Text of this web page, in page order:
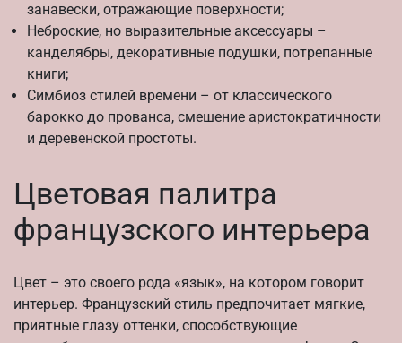
занавески, отражающие поверхности;
Неброские, но выразительные аксессуары –
канделябры, декоративные подушки, потрепанные
книги;
Симбиоз стилей времени – от классического
барокко до прованса, смешение аристократичности
и деревенской простоты.
Цветовая палитра
французского интерьера
Цвет – это своего рода «язык», на котором говорит
интерьер. Французский стиль предпочитает мягкие,
приятные глазу оттенки, способствующие